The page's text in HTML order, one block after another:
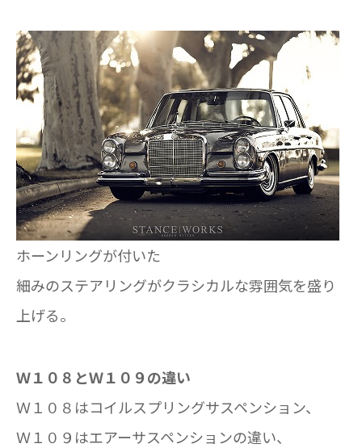
ホーンリングが付いた
細みのステアリングがクラシカルな雰囲気を盛り
上げる。
Ｗ１０８とＷ１０９の違い
Ｗ１０８はコイルスプリングサスペンション、
Ｗ１０９はエアーサスペンションの違い、